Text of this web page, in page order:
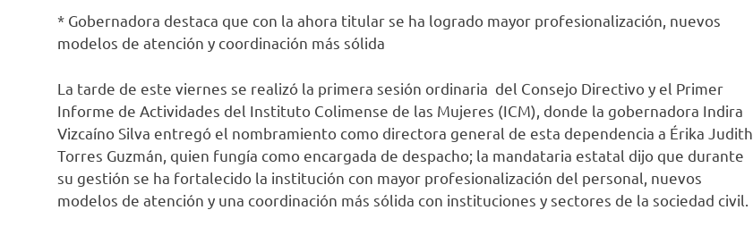
* Gobernadora destaca que con la ahora titular se ha logrado mayor profesionalización, nuevos
modelos de atención y coordinación más sólida
La tarde de este viernes se realizó la primera sesión ordinaria del Consejo Directivo y el Primer
Informe de Actividades del Instituto Colimense de las Mujeres (ICM), donde la gobernadora Indira
Vizcaíno Silva entregó el nombramiento como directora general de esta dependencia a Érika Judith
Torres Guzmán, quien fungía como encargada de despacho; la mandataria estatal dijo que durante
su gestión se ha fortalecido la institución con mayor profesionalización del personal, nuevos
modelos de atención y una coordinación más sólida con instituciones y sectores de la sociedad civil.